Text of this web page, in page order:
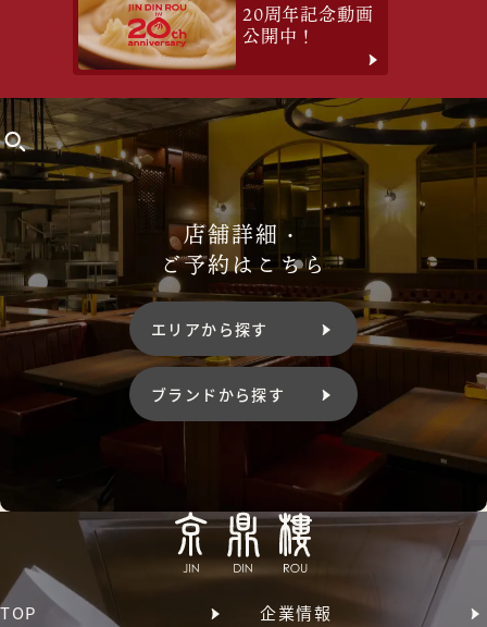
20周年記念動画
公開中！
店舗詳細・
ご予約はこちら
エリアから探す
ブランドから探す
TOP 企業情報